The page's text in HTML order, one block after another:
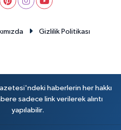
Gizlilik Politikası
haberlerin her hakkı
sadece link verilerek alıntı
yapılabilir.